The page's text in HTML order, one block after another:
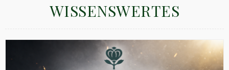
WISSENSWERTES